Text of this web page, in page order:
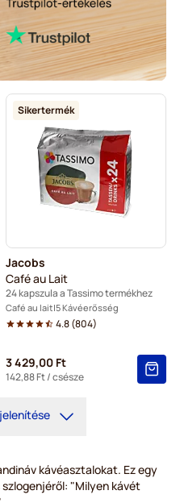
Sikertermék
Jacobs
Café au Lait
24 kapszula a Tassimo termékhez
Café au lait 5 Kávéerősség
4.8(804)
3 429,00 Ft
142,88 Ft/ csésze
kávéasztalokat. Ez egy
"Milyen kávét